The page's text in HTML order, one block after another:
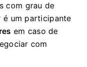
com grau de
é um participante
em caso de
com